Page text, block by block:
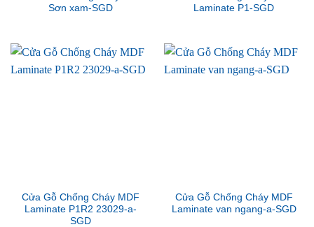
Sơn xam-SGD
Laminate P1-SGD
Cửa Gỗ Chống Cháy MDF
Laminate P1R2 23029-a-
SGD
Cửa Gỗ Chống Cháy MDF
Laminate van ngang-a-SGD